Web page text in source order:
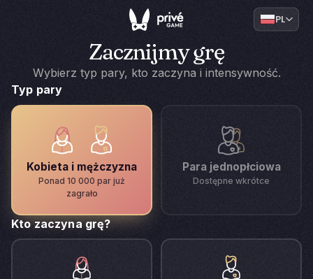
Zacznijmy grę
Wybierz typ pary, kto zaczyna i intensywność.
Typ pary
Kobieta i mężczyzna
Ponad 10 000 par już
zagrało
Para jednopłciowa
Dostępne wkrótce
Kto zaczyna grę?
PL